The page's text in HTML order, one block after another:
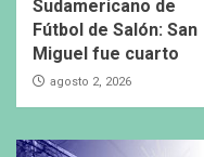
Sudamericano de
Fútbol de Salón: San
Miguel fue cuarto
agosto 2, 2026